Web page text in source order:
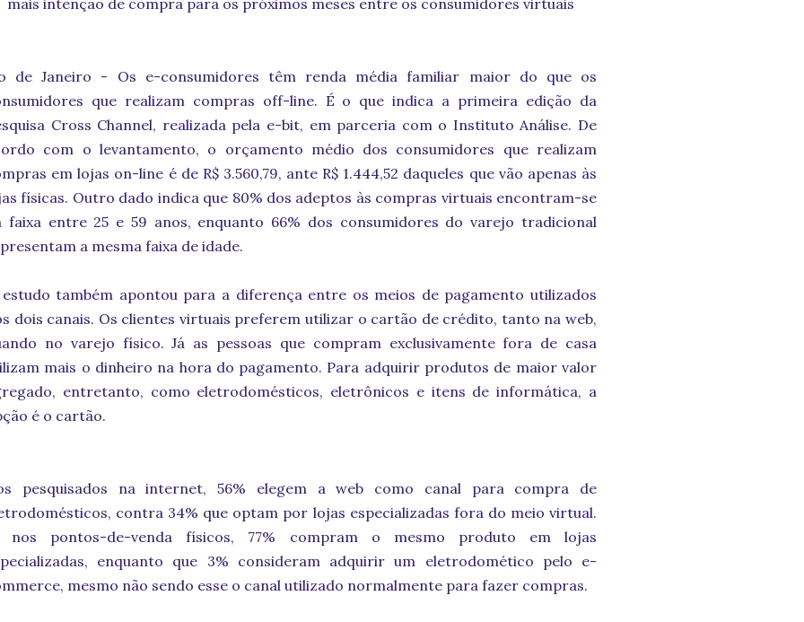
mais intenção de compra para os próximos meses entre os consumidores virtuais
de Janeiro - Os e-consumidores têm renda média familiar maior do que os
que realizam compras off-line. É o que indica a primeira edição da
Cross Channel, realizada pela e-bit, em parceria com o Instituto Análise. De
com o levantamento, o orçamento médio dos consumidores que realizam
em lojas on-line é de R$ 3.560,79, ante R$ 1.444,52 daqueles que vão apenas às
físicas. Outro dado indica que 80% dos adeptos às compras virtuais encontram-se
faixa entre 25 e 59 anos, enquanto 66% dos consumidores do varejo tradicional
a mesma faixa de idade.
também apontou para a diferença entre os meios de pagamento utilizados
dois canais. Os clientes virtuais preferem utilizar o cartão de crédito, tanto na web,
no varejo físico. Já as pessoas que compram exclusivamente fora de casa
mais o dinheiro na hora do pagamento. Para adquirir produtos de maior valor
entretanto, como eletrodomésticos, eletrônicos e itens de informática, a
é o cartão.
pesquisados na internet, 56% elegem a web como canal para compra de
contra 34% que optam por lojas especializadas fora do meio virtual.
nos pontos-de-venda físicos, 77% compram o mesmo produto em lojas
enquanto que 3% consideram adquirir um eletrodomético pelo e-
mesmo não sendo esse o canal utilizado normalmente para fazer compras.